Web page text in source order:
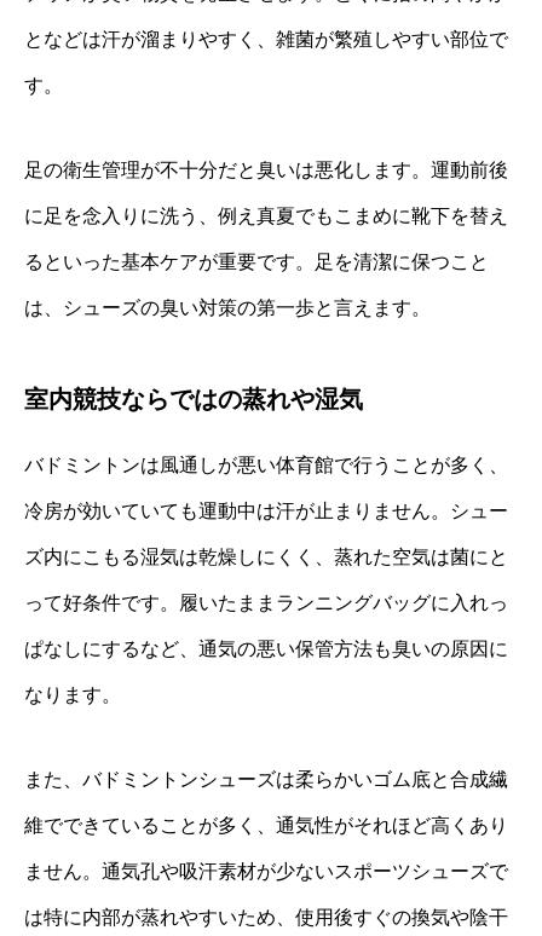
となどは汗が溜まりやすく、雑菌が繁殖しやすい部位で
す。
足の衛生管理が不十分だと臭いは悪化します。運動前後
に足を念入りに洗う、例え真夏でもこまめに靴下を替え
るといった基本ケアが重要です。足を清潔に保つこと
は、シューズの臭い対策の第一歩と言えます。
室内競技ならではの蒸れや湿気
バドミントンは風通しが悪い体育館で行うことが多く、
冷房が効いていても運動中は汗が止まりません。シュー
ズ内にこもる湿気は乾燥しにくく、蒸れた空気は菌にと
って好条件です。履いたままランニングバッグに入れっ
ぱなしにするなど、通気の悪い保管方法も臭いの原因に
なります。
また、バドミントンシューズは柔らかいゴム底と合成繊
維でできていることが多く、通気性がそれほど高くあり
ません。通気孔や吸汗素材が少ないスポーツシューズで
は特に内部が蒸れやすいため、使用後すぐの換気や陰干